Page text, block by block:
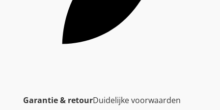
Garantie & retourDuidelijke voorwaarden